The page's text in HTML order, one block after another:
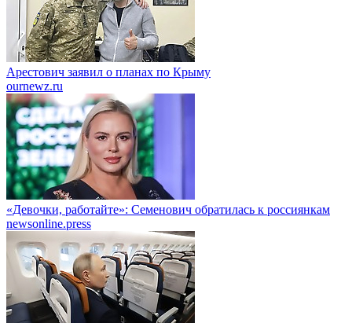
Арестович заявил о планах по Крыму
ournewz.ru
«Девочки, работайте»: Семенович обратилась к россиянкам
newsonline.press